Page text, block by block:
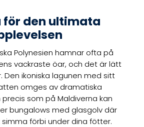
för den ultimata
Polynesien hamnar ofta på
vackraste öar, och det är lätt
Den ikoniska lagunen med sitt
omges av dramatiska
som på Maldiverna kan
bungalows med glasgolv där
simma förbi under dina fötter.